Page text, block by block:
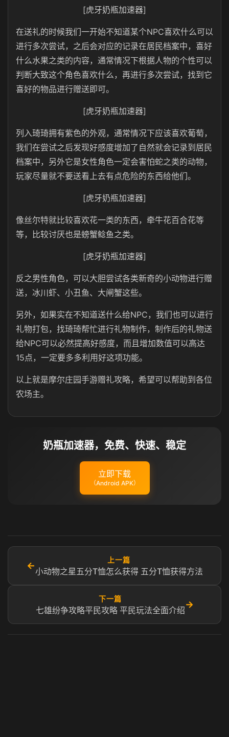
[虎牙奶瓶加速器]
在送礼的时候我们一开始不知道某个NPC喜欢什么可以
进行多次尝试，之后会对应的记录在居民档案中，喜好
什么水果之类的内容，通常情况下根据人物的个性可以
判断大致这个角色喜欢什么，再进行多次尝试，找到它
喜好的物品进行赠送即可。
[虎牙奶瓶加速器]
列入琦琦拥有紫色的外观，通常情况下应该喜欢葡萄，
我们在尝试之后发现好感度增加了自然就会记录到居民
档案中，另外它是女性角色一定会害怕蛇之类的动物，
玩家尽量就不要送看上去有点危险的东西给他们。
[虎牙奶瓶加速器]
像丝尔特就比较喜欢花一类的东西，牵牛花百合花等
等，比较讨厌也是螃蟹鲶鱼之类。
[虎牙奶瓶加速器]
反之男性角色，可以大胆尝试各类新奇的小动物进行赠
送，冰川虾、小丑鱼、大闸蟹这些。
另外，如果实在不知道送什么给NPC，我们也可以进行
礼物打包，找琦琦帮忙进行礼物制作，制作后的礼物送
给NPC可以必然提高好感度，而且增加数值可以高达
15点，一定要多多利用好这项功能。
以上就是摩尔庄园手游赠礼攻略，希望可以帮助到各位
农场主。
奶瓶加速器，免费、快速、稳定
立即下载
（Android APK）
←
上一篇
小动物之星五分T恤怎么获得 五分T恤获得方法
下一篇
七雄纷争攻略平民攻略 平民玩法全面介绍
→